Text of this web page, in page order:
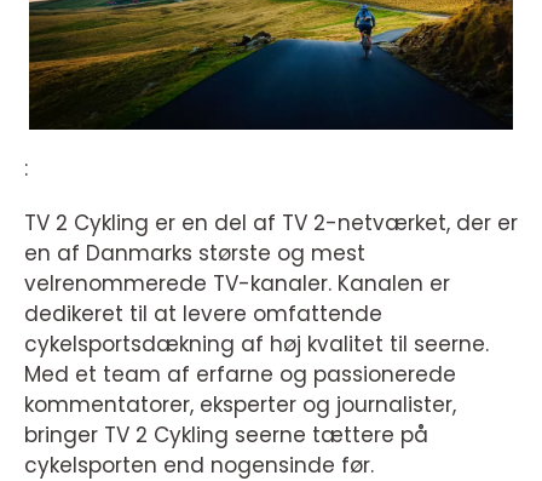
:
TV 2 Cykling er en del af TV 2-netværket, der er
en af Danmarks største og mest
velrenommerede TV-kanaler. Kanalen er
dedikeret til at levere omfattende
cykelsportsdækning af høj kvalitet til seerne.
Med et team af erfarne og passionerede
kommentatorer, eksperter og journalister,
bringer TV 2 Cykling seerne tættere på
cykelsporten end nogensinde før.